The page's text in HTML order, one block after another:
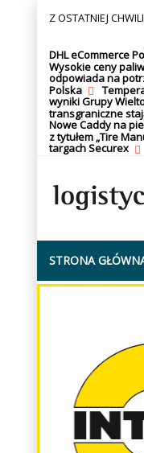
Z OSTATNIEJ CHWILI
DHL eCommerce
Wysokie ceny
odpowiada na
Polska
wyniki Grupy
transgraniczne
Nowe Caddy na
z tytułem „Tire
targach Securex
STRONA